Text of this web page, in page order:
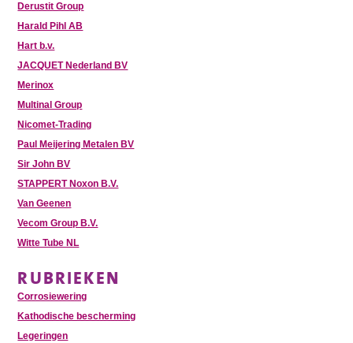
Derustit Group
Harald Pihl AB
Hart b.v.
JACQUET Nederland BV
Merinox
Multinal Group
Nicomet-Trading
Paul Meijering Metalen BV
Sir John BV
STAPPERT Noxon B.V.
Van Geenen
Vecom Group B.V.
Witte Tube NL
RUBRIEKEN
Corrosiewering
Kathodische bescherming
Legeringen